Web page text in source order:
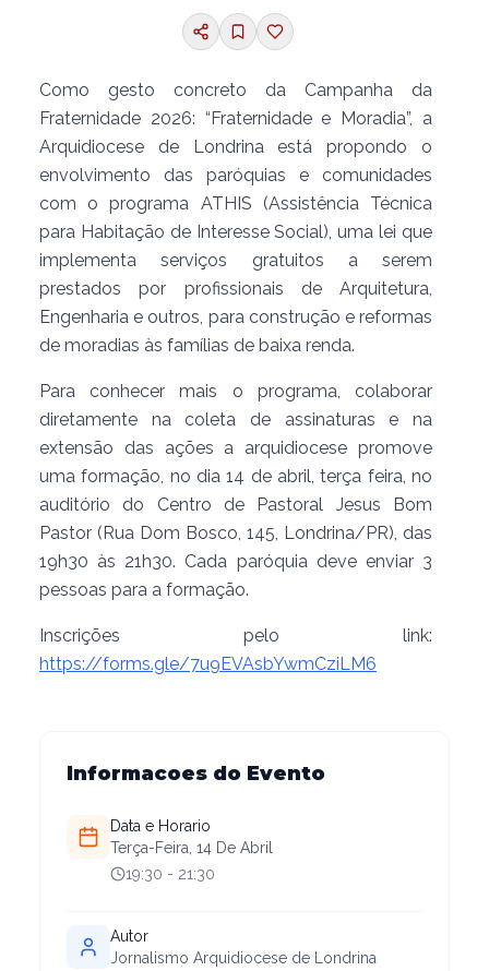
Como gesto concreto da Campanha da
Fraternidade 2026: “Fraternidade e Moradia”, a
Arquidiocese de Londrina está propondo o
envolvimento das paróquias e comunidades
com o programa ATHIS (Assistência Técnica
para Habitação de Interesse Social), uma lei que
implementa serviços gratuitos a serem
prestados por profissionais de Arquitetura,
Engenharia e outros, para construção e reformas
de moradias às famílias de baixa renda.
Para conhecer mais o programa, colaborar
diretamente na coleta de assinaturas e na
extensão das ações a arquidiocese promove
uma formação, no dia 14 de abril, terça feira, no
auditório do Centro de Pastoral Jesus Bom
Pastor (Rua Dom Bosco, 145, Londrina/PR), das
19h30 às 21h30. Cada paróquia deve enviar 3
pessoas para a formação.
Inscrições pelo link:
https://forms.gle/7u9EVAsbYwmCziLM6
Informacoes do Evento
Data e Horario
Terça-Feira, 14 De Abril
19:30 - 21:30
Autor
Jornalismo Arquidiocese de Londrina